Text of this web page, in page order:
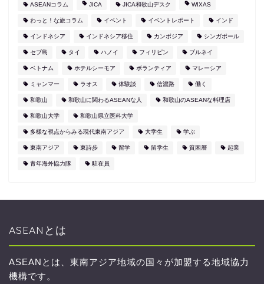
ASEANコラム JICA JICA和歌山デスク WIXAS
わっと！な旅コラム イベント イベントレポート インド
インドネシア インドネシア移住 カンボジア シンガポール
セブ島 タイ ハノイ フィリピン ブルネイ
ベトナム ホテルシーモア ボランティア マレーシア
ミャンマー ラオス 体験談 信濃路 働く
和歌山 和歌山に関わるASEANな人 和歌山のASEANな料理店
和歌山大学 和歌山県立医科大学
多様な視点からみる現代東南アジア 大学生 学ぶ
東南アジア 東詩歩 留学 留学生 貧困層 起業
青年海外協力隊 駐在員
ASEANとは
ASEANとは、東南アジア地域の国々が加盟する地域協力
機構です。